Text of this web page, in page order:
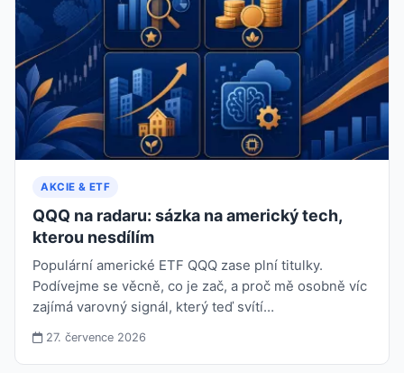
AKCIE & ETF
QQQ na radaru: sázka na americký tech,
kterou nesdílím
Populární americké ETF QQQ zase plní titulky.
Podívejme se věcně, co je zač, a proč mě osobně víc
zajímá varovný signál, který teď svítí…
27. července 2026